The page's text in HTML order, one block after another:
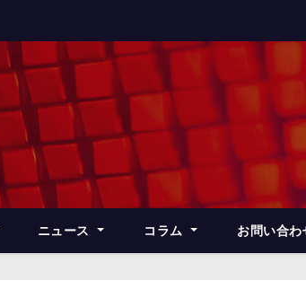
ニュース コラム お問い合わ